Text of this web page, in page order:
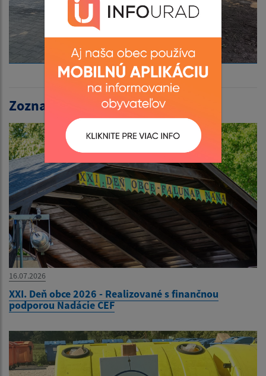
Zoznam aktualít:
16.07.2026
XXI. Deň obce 2026 - Realizované s finančnou
podporou Nadácie CEF